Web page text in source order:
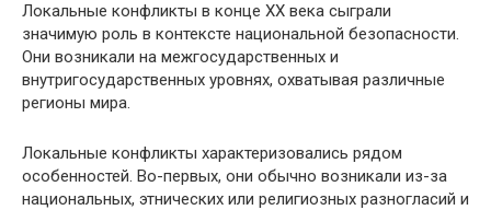
Локальные конфликты в конце XX века сыграли
значимую роль в контексте национальной безопасности.
Они возникали на межгосударственных и
внутригосударственных уровнях, охватывая различные
регионы мира.
Локальные конфликты характеризовались рядом
особенностей. Во-первых, они обычно возникали из-за
национальных, этнических или религиозных разногласий и